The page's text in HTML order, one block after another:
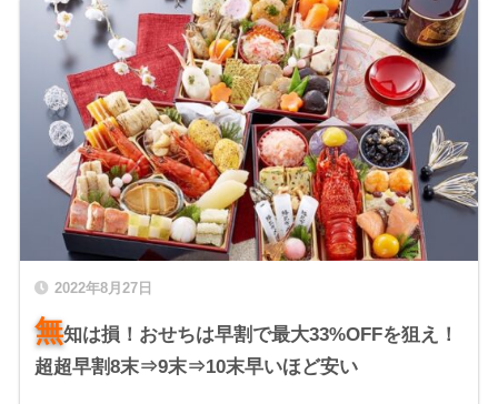
2022年8月27日
無知は損！おせちは早割で最大33%OFFを狙え！
超超早割8末⇒9末⇒10末早いほど安い